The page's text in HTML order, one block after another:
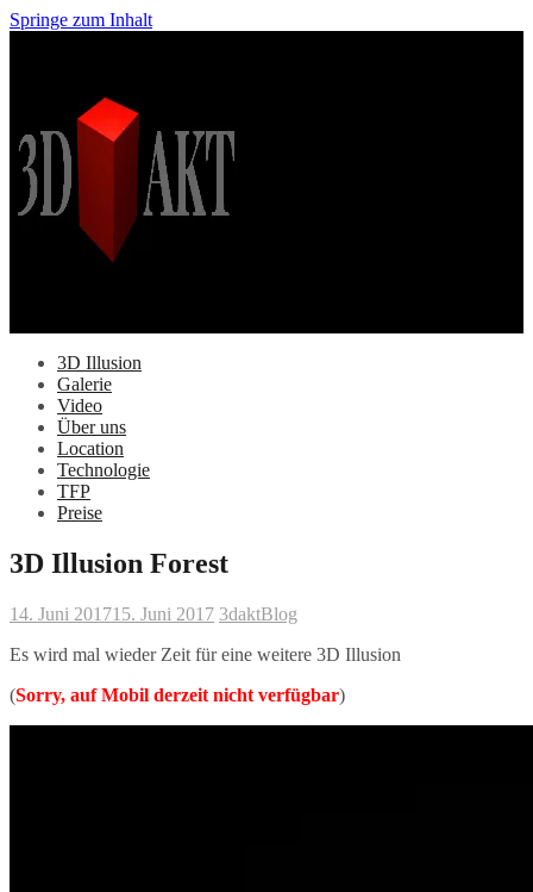
Springe zum Inhalt
3D Illusion
Galerie
Video
Über uns
Location
Technologie
TFP
Preise
3D Illusion Forest
14. Juni 201715. Juni 2017 3daktBlog
Es wird mal wieder Zeit für eine weitere 3D Illusion
(Sorry, auf Mobil derzeit nicht verfügbar)